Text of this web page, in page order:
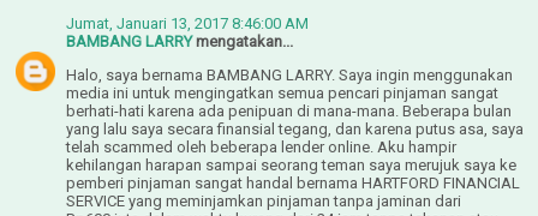
Jumat, Januari 13, 2017 8:46:00 AM
BAMBANG LARRYmengatakan...
Halo, saya bernama BAMBANG LARRY. Saya ingin menggunakan
media ini untuk mengingatkan semua pencari pinjaman sangat
berhati-hati karena ada penipuan di mana-mana. Beberapa bulan
yang lalu saya secara finansial tegang, dan karena putus asa, saya
telah scammed oleh beberapa lender online. Aku hampir
kehilangan harapan sampai seorang teman saya merujuk saya ke
pemberi pinjaman sangat handal bernama HARTFORD FINANCIAL
SERVICE yang meminjamkan pinjaman tanpa jaminan dari